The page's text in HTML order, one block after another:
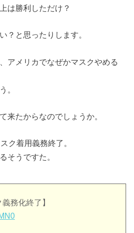
は勝利しただけ？
？と思ったりします。
アメリカでなぜかマスクやめる
。
来たからなのでしょうか。
ク着用義務終了。
そうですた。
務化終了】